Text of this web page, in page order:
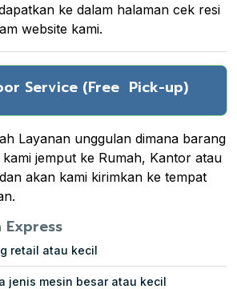
ke dalam halaman cek resi
website kami.
Service (Free Pick-up)
Layanan unggulan dimana barang
jemput ke Rumah, Kantor atau
akan kami kirimkan ke tempat
Express
retail atau kecil
jenis mesin besar atau kecil